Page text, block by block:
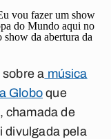
vou fazer um show
do Mundo aqui no
da abertura da
a música
Globo que
chamada de
divulgada pela